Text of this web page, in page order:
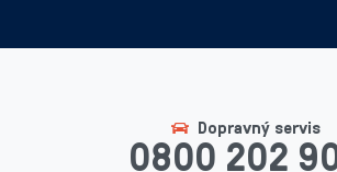
Dopravný servis
0800 202